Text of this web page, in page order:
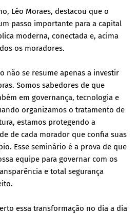
Léo Moraes, destacou que o
passo importante para a capital
moderna, conectada e, acima
os moradores.
não se resume apenas a investir
Somos sabedores de que
em governança, tecnologia e
organizamos o tratamento de
estamos protegendo a
de cada morador que confia suas
Esse seminário é a prova de que
equipe para governar com os
e total segurança
essa transformação no dia a dia